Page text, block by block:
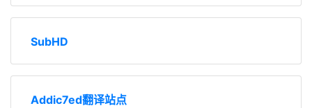
SubHD
Addic7ed翻译站点